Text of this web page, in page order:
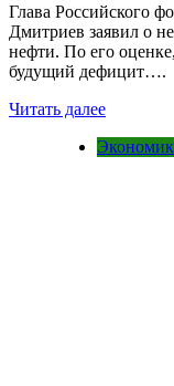
Глава Российского
Дмитриев заявил о
нефти. По его
будущий дефицит….
Читать далее